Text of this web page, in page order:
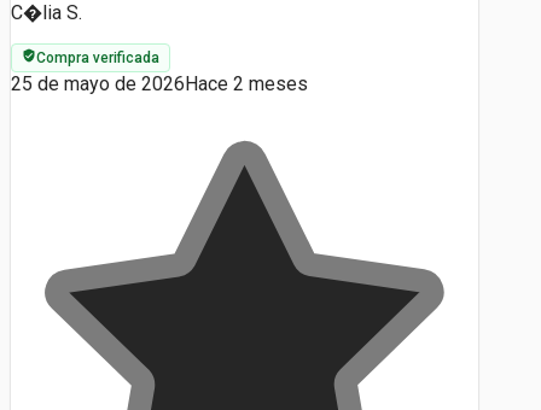
C�lia S.
Compra verificada
25 de mayo de 2026 Hace 2 meses